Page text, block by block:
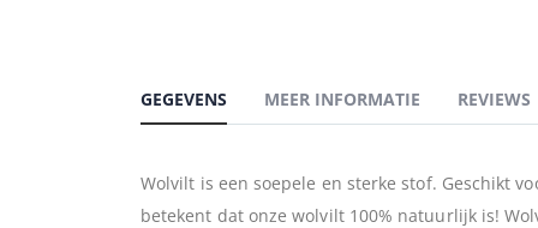
GEGEVENS
Wolvilt is een soepele en sterke stof. Geschikt
betekent dat onze wolvilt 100% natuurlijk is!
MEER INFORMATIE REVIEWS